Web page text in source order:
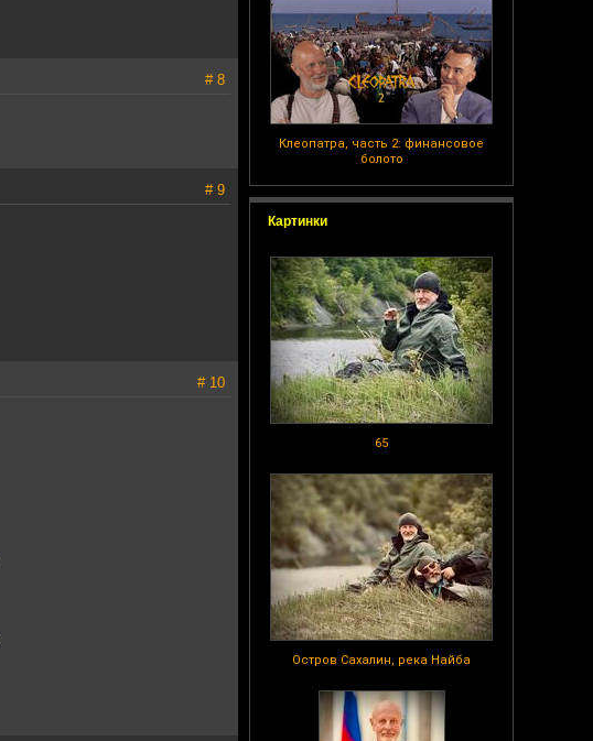
Клеопатра, часть 2: финансовое
болото
Картинки
65
Остров Сахалин, река Найба
# 8
# 9
# 10